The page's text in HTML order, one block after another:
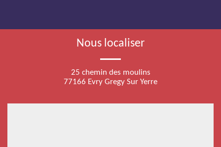
Nous localiser
25 chemin des moulins
77166 Evry Gregy Sur Yerre